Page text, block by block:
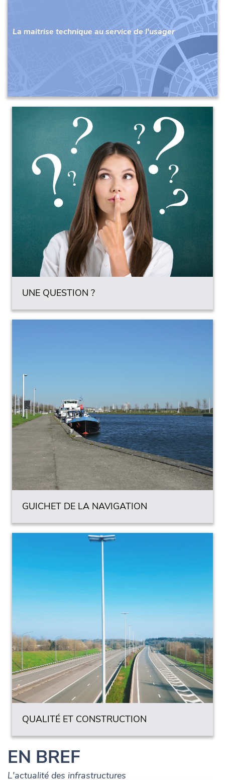
La maitrise technique au service de l'usager
UNE QUESTION ?
GUICHET DE LA NAVIGATION
QUALITÉ ET CONSTRUCTION
EN BREF
L'actualité des infrastructures